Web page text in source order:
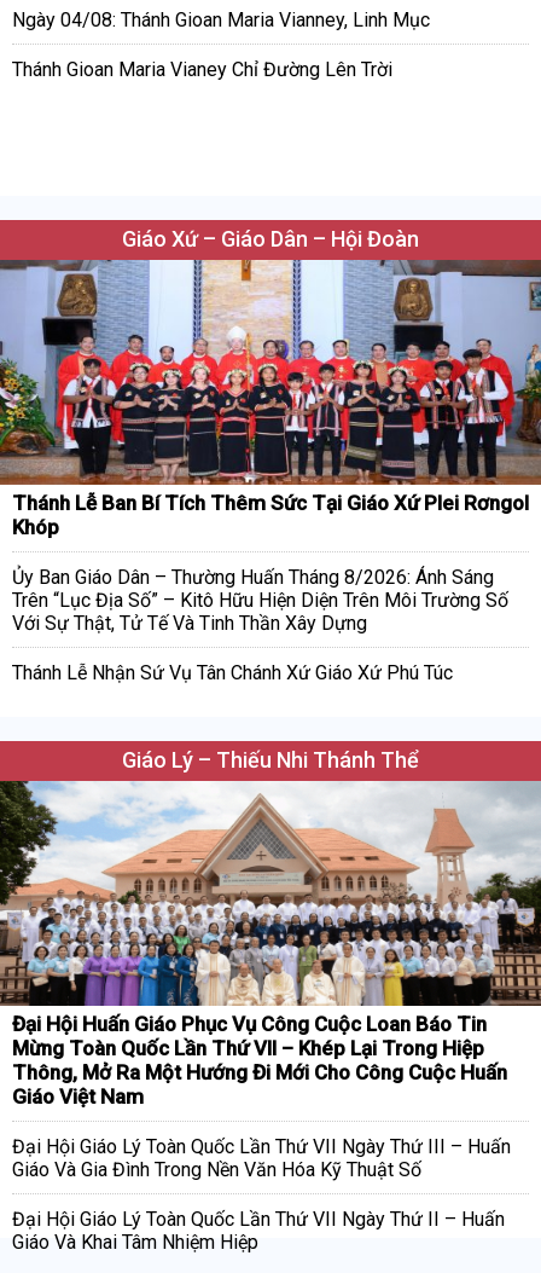
Ngày 04/08: Thánh Gioan Maria Vianney, Linh Mục
Thánh Gioan Maria Vianey Chỉ Đường Lên Trời
Giáo Xứ – Giáo Dân – Hội Đoàn
Thánh Lễ Ban Bí Tích Thêm Sức Tại Giáo Xứ Plei Rơngol
Khóp
Ủy Ban Giáo Dân – Thường Huấn Tháng 8/2026: Ánh Sáng
Trên “Lục Địa Số” – Kitô Hữu Hiện Diện Trên Môi Trường Số
Với Sự Thật, Tử Tế Và Tinh Thần Xây Dựng
Thánh Lễ Nhận Sứ Vụ Tân Chánh Xứ Giáo Xứ Phú Túc
Giáo Lý – Thiếu Nhi Thánh Thể
Đại Hội Huấn Giáo Phục Vụ Công Cuộc Loan Báo Tin
Mừng Toàn Quốc Lần Thứ VII – Khép Lại Trong Hiệp
Thông, Mở Ra Một Hướng Đi Mới Cho Công Cuộc Huấn
Giáo Việt Nam
Đại Hội Giáo Lý Toàn Quốc Lần Thứ VII Ngày Thứ III – Huấn
Giáo Và Gia Đình Trong Nền Văn Hóa Kỹ Thuật Số
Đại Hội Giáo Lý Toàn Quốc Lần Thứ VII Ngày Thứ II – Huấn
Giáo Và Khai Tâm Nhiệm Hiệp